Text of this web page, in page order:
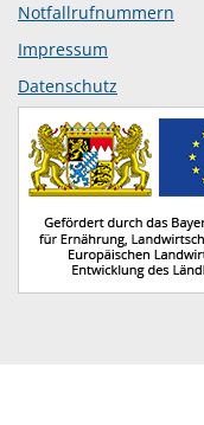
Notfallrufnummern
Impressum
Datenschutz